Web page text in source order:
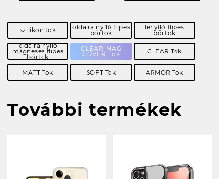
szilikon tok
oldalra nyíló flipes
bőrtok
lenyíló flipes
bőrtok
oldalra nyíló
mágneses flipes
bőrtok
CLEAR MAG
COVER Tok
CLEAR Tok
MATT Tok SOFT Tok ARMOR Tok
További termékek